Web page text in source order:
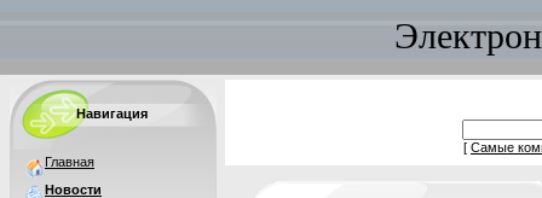
Навигация
Главная
Новости
[ Самые